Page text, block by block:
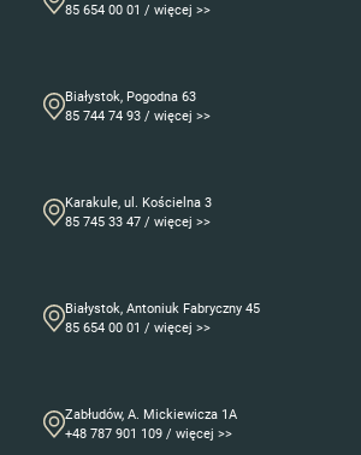
85 654 00 01 / więcej >>
Białystok, Pogodna 63
85 744 74 93 / więcej >>
Karakule, ul. Kościelna 3
85 745 33 47 / więcej >>
Białystok, Antoniuk Fabryczny 45
85 654 00 01 / więcej >>
Zabłudów, A. Mickiewicza 1A
+48 787 901 109 / więcej >>